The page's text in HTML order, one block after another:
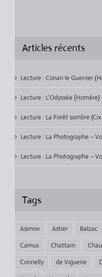
Articles récents
Lecture : Conan le Guerrier
Lecture : L’Odyssée (Homère)
Lecture : La Forêt sombre
Lecture : La Photographe –
Lecture : La Photographe –
Tags
Asimov Astier Balzac
Camus
Chattam
Connelly
de Viguerie